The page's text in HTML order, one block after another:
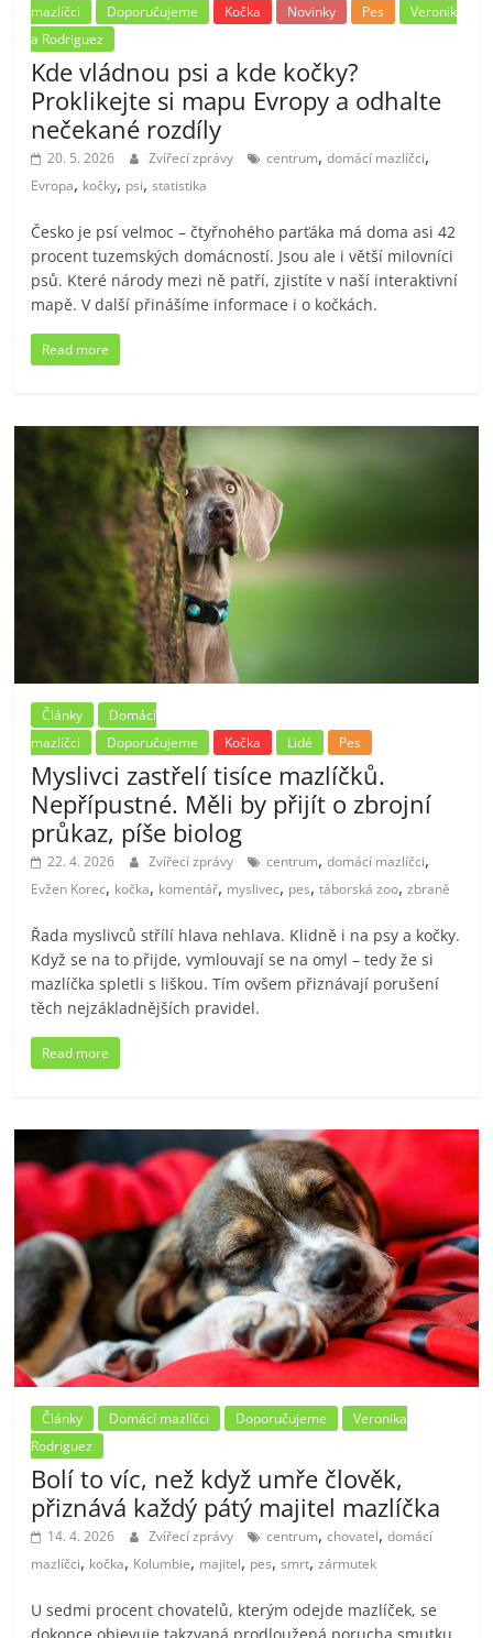
mazlíčci
Doporučujeme Kočka Novinky Pes
Veronik
a Rodriguez
Kde vládnou psi a kde kočky?
Proklikejte si mapu Evropy a odhalte
nečekané rozdíly
20. 5. 2026 Zvířecí zprávy centrum,domácí mazlíčci,
Evropa, kočky, psi,statistika
Česko je psí velmoc – čtyřnohého parťáka má doma asi 42
procent tuzemských domácností. Jsou ale i větší milovníci
psů. Které národy mezi ně patří, zjistíte v naší interaktivní
mapě. V další přinášíme informace i o kočkách.
Read more
Články
Domácí
mazlíčci
Doporučujeme Kočka Lidé Pes
Myslivci zastřelí tisíce mazlíčků.
Nepřípustné. Měli by přijít o zbrojní
průkaz, píše biolog
22. 4. 2026 Zvířecí zprávy centrum,domácí mazlíčci,
Evžen Korec, kočka, komentář, myslivec, pes,táborská zoo,zbraně
Řada myslivců střílí hlava nehlava. Klidně i na psy a kočky.
Když se na to přijde, vymlouvají se na omyl – tedy že si
mazlíčka spletli s liškou. Tím ovšem přiznávají porušení
těch nejzákladnějších pravidel.
Read more
Články Domácí mazlíčci Doporučujeme
Veronika
Rodriguez
Bolí to víc, než když umře člověk,
přiznává každý pátý majitel mazlíčka
14. 4. 2026 Zvířecí zprávy centrum,chovatel,domácí
mazlíčci, kočka, Kolumbie, majitel, pes,smrt,zármutek
U sedmi procent chovatelů, kterým odejde mazlíček, se